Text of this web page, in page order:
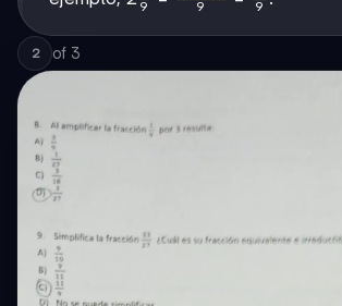
{9} =
\frac{(2
\frac{19}
9 9 9
2 of 3